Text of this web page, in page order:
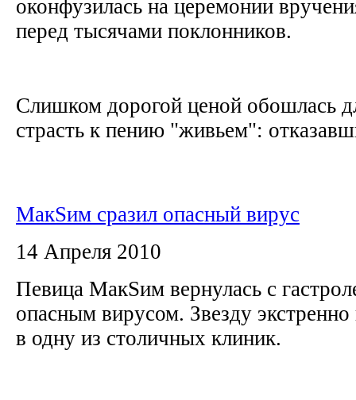
оконфузилась на церемонии
перед тысячами поклонников.
Слишком дорогой ценой обошлась
страсть к пению "живьем":
МакSим сразил опасный вирус
14 Апреля 2010
Певица МакSим вернулась с
опасным вирусом. Звезду экстренно
в одну из столичных клиник.